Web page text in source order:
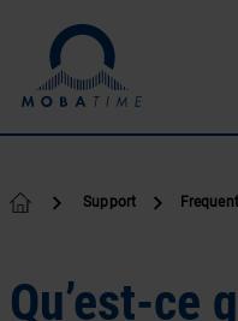
Support
Qu’est-ce